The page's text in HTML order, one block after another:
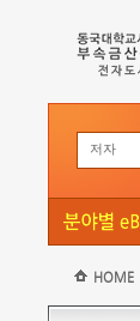
저자
HOME